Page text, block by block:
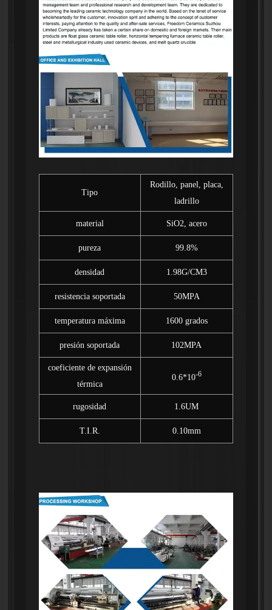
Tipo
Rodillo, panel, placa,
ladrillo
material SiO2, acero
pureza 99.8%
densidad 1.98G/CM3
resistencia soportada 50MPA
temperatura máxima 1600 grados
presión soportada 102MPA
coeficiente de expansión
térmica
0.6*10-6
rugosidad 1.6UM
T.I.R. 0.10mm